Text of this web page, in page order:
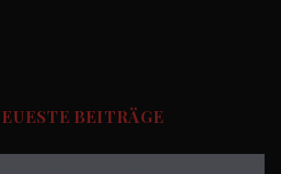
- RedaktionBEITRÄGE